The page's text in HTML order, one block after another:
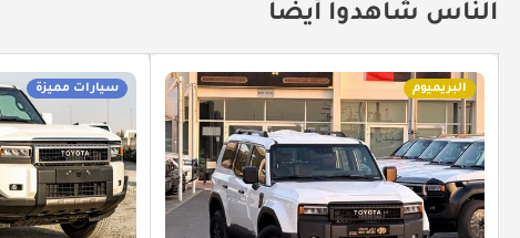
الناس شاهدوا أيضا
البريميوم سيارات مميزة